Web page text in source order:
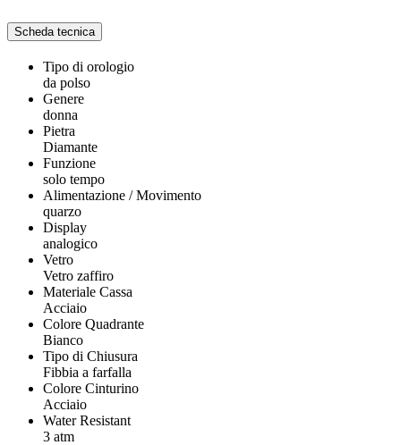
Scheda tecnica
Tipo di orologio
da polso
Genere
donna
Pietra
Diamante
Funzione
solo tempo
Alimentazione / Movimento
quarzo
Display
analogico
Vetro
Vetro zaffiro
Materiale Cassa
Acciaio
Colore Quadrante
Bianco
Tipo di Chiusura
Fibbia a farfalla
Colore Cinturino
Acciaio
Water Resistant
3 atm